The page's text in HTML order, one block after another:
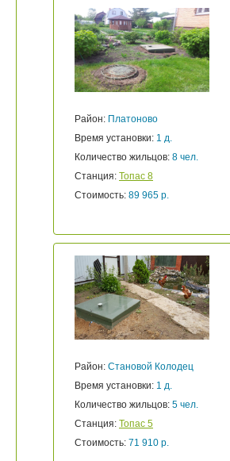
Район: Платоново
Время установки: 1 д.
Количество жильцов: 8 чел.
Станция: Топас 8
Стоимость: 89 965 р.
Район: Становой Колодец
Время установки: 1 д.
Количество жильцов: 5 чел.
Станция: Топас 5
Стоимость: 71 910 р.